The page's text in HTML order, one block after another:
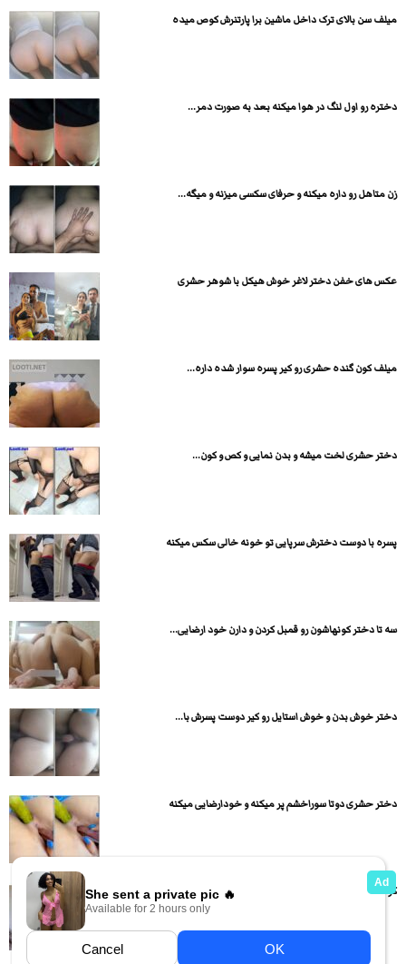
میلف سن بالای ترک داخل ماشین برا پارتنرش کوص میده
دختره رو اول لنگ در هوا میکنه بعد به صورت دمر...
زن متاهل رو داره میکنه و حرفای سکسی میزنه و میگه...
عکس های خفن دختر لاغر خوش هیکل با شوهر حشری
میلف کون گنده حشری رو کیر پسره سوار شده داره...
دختر حشری لخت میشه و بدن نمایی و کص و کون...
پسره با دوست دخترش سرپایی تو خونه خالی سکس میکنه
سه تا دختر کونهاشون رو قمبل کردن و دارن خود ارضایی...
دختر خوش بدن و خوش استایل رو کیر دوست پسرش با...
دختر حشری دوتا سوراخشم پر میکنه و خودارضایی میکنه
کردن یه کس کپلی: ریختن آب کیر بالای کُس روی شکم